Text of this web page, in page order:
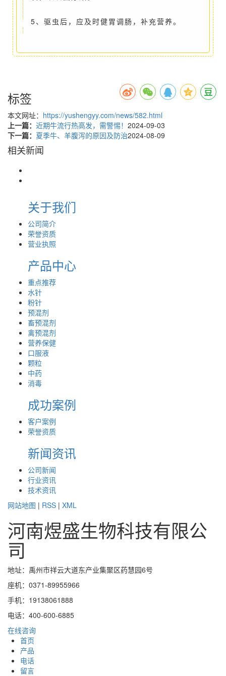
5、驱虫后，应及时健胃调肠，补充营养。
标签
本文网址： https://yushengyy.com/news/582.html
上一篇： 近期牛流行热高发，需警惕！ 2024-09-03
下一篇： 夏季牛、羊腹泻的原因及防治2024-08-09
相关新闻
关于我们
公司简介
荣誉资质
营业执照
产品中心
重点推荐
水针
粉针
预混剂
畜预混剂
禽预混剂
营养保健
口服液
颗粒
中药
消毒
成功案例
客户案例
荣誉资质
新闻资讯
公司新闻
行业资讯
技术资讯
网站地图 | RSS | XML
河南煜盛生物科技有限公
司
地址：禹州市祥云大道东产业集聚区药慧园6号
座机：0371-89955966
手机：19138061888
电话：400-600-6885
在线咨询
首页
产品
电话
留言